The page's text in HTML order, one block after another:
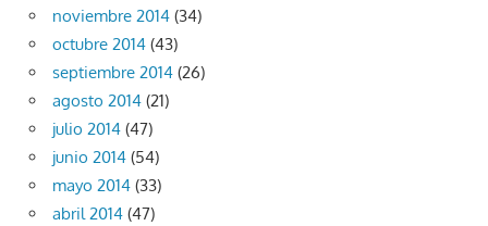
noviembre 2014 (34)
octubre 2014 (43)
septiembre 2014 (26)
agosto 2014 (21)
julio 2014 (47)
junio 2014 (54)
mayo 2014 (33)
abril 2014 (47)